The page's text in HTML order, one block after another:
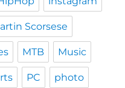
Scorsese
MTB Music
PC photo